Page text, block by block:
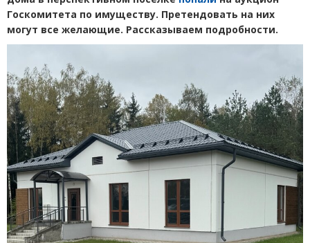
Госкомитета по имуществу. Претендовать на них
могут все желающие. Рассказываем подробности.